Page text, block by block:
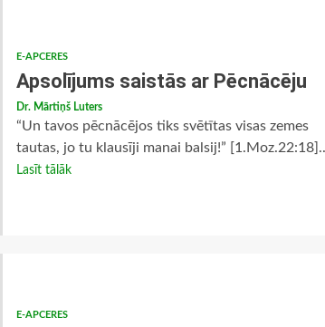
E-APCERES
Apsolījums saistās ar Pēcnācēju
Dr. Mārtiņš Luters
“Un tavos pēcnācējos tiks svētītas visas zemes
tautas, jo tu klausīji manai balsij!”
Lasīt tālāk
E-APCERES